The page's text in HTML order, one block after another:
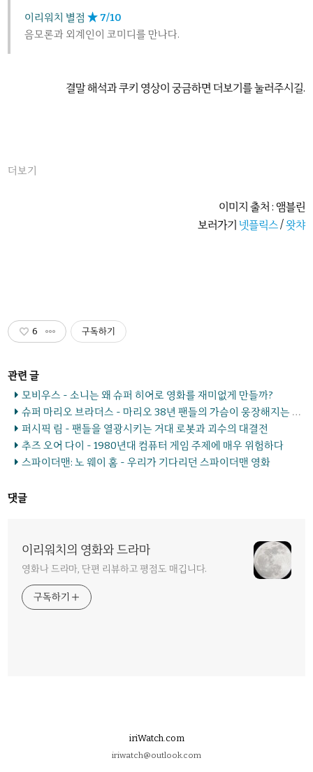
이리워치 별점 ★ 7/10
음모론과 외계인이 코미디를 만나다.
결말 해석과 쿠키 영상이 궁금하면 더보기를 눌러주시길.
더보기
이미지 출처 : 앰블린
보러가기 넷플릭스/왓챠
6 구독하기
모비우스 - 소니는 왜 슈퍼 히어로 영화를 재미없게 만들까?
슈퍼 마리오 브라더스 - 마리오 38년 팬들의 가슴이 웅장해지는 종합선물세트
퍼시픽 림 - 팬들을 열광시키는 거대 로봇과 괴수의 대결전
추즈 오어 다이 - 1980년대 컴퓨터 게임 주제에 매우 위험하다
스파이더맨: 노 웨이 홈 - 우리가 기다리던 스파이더맨 영화
댓글
이리워치의 영화와 드라마
영화나 드라마, 단편 리뷰하고 평점도 매깁니다.
구독하기
iriWatch.com
iriwatch@outlook.com